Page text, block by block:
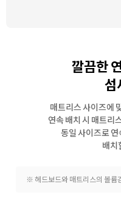
깔끔한
섬
매트리스 사이즈에
연속 배치 시 매트리
동일 사이즈로 연
배치
※ 헤드보드와 매트리스의 볼륨